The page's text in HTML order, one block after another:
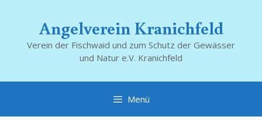
springenAngelverein Kranichfeld
Verein der Fischwaid und zum Schutz der Gewässer
und Natur e.V. Kranichfeld
Menü